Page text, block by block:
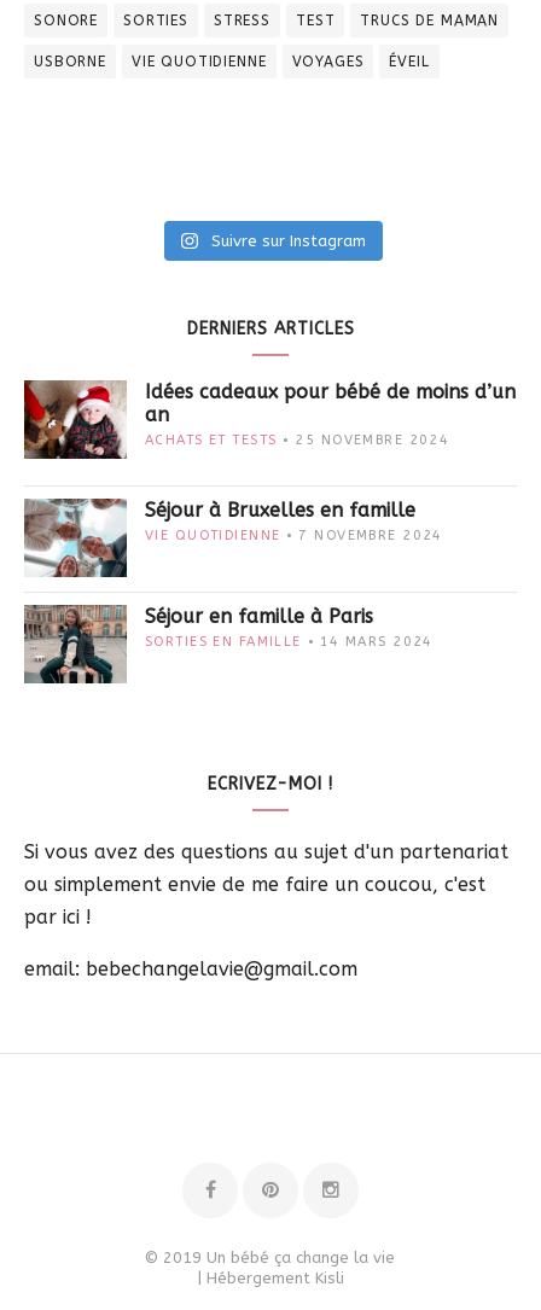
SONORE SORTIES STRESS TEST TRUCS DE MAMAN
USBORNE VIE QUOTIDIENNE VOYAGES ÉVEIL
Suivre sur Instagram
DERNIERS ARTICLES
Idées cadeaux pour bébé de moins d’un
an
ACHATS ET TESTS 25 NOVEMBRE 2024
Séjour à Bruxelles en famille
VIE QUOTIDIENNE 7 NOVEMBRE 2024
Séjour en famille à Paris
SORTIES EN FAMILLE 14 MARS 2024
ECRIVEZ-MOI !
Si vous avez des questions au sujet d'un partenariat
ou simplement envie de me faire un coucou, c'est
par ici !
email: bebechangelavie@gmail.com
© 2019 Un bébé ça change la vie
| Hébergement Kisli